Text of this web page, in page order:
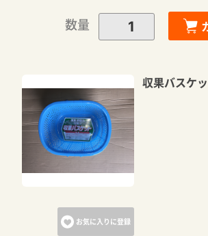
数量
お気に入りに登録
収果バスケ
カートに追加しまし
お買い物を続ける